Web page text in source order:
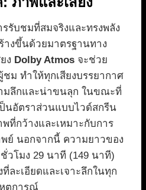
รับชมที่สมจริงและทรงพลัง
างขึ้นด้วยมาตรฐานทาง
ง Dolby Atmos จะช่วย
ชม ทำให้ทุกเสียงบรรยากาศ
มลึกและน่าขนลุก ในขณะที่
ป็นอัตราส่วนแบบไวด์สกรีน
ที่กว้างและเหมาะกับการ
พย์ นอกจากนี้ ความยาวของ
โมง 29 นาที (149 นาที)
ที่ละเอียดและเจาะลึกในทุก
ตุการณ์